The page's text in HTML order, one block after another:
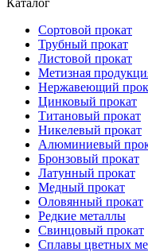
Сортовой прокат
Трубный прокат
Листовой прокат
Метизная
Нержавеющий
Цинковый прокат
Титановый прокат
Никелевый прокат
Алюминиевый
Бронзовый прокат
Латунный прокат
Медный прокат
Оловянный прокат
Редкие металлы
Свинцовый прокат
Сплавы цветных